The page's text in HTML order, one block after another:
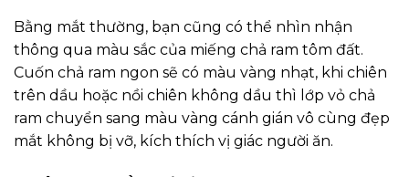
Bằng mắt thường, bạn cũng có thể nhìn nhận
thông qua màu sắc của miếng chả ram tôm đất.
Cuốn chả ram ngon sẽ có màu vàng nhạt, khi chiên
trên dầu hoặc nồi chiên không dầu thì lớp vỏ chả
ram chuyển sang màu vàng cánh gián vô cùng đẹp
mắt không bị vỡ, kích thích vị giác người ăn.